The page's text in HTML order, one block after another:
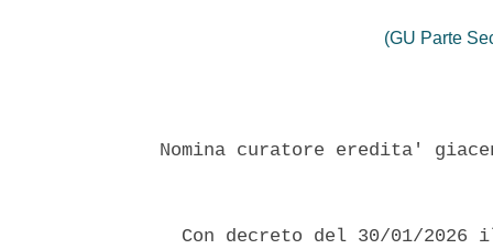
(GU Parte
Nomina curatore eredita'
Con decreto del 30/01/2026